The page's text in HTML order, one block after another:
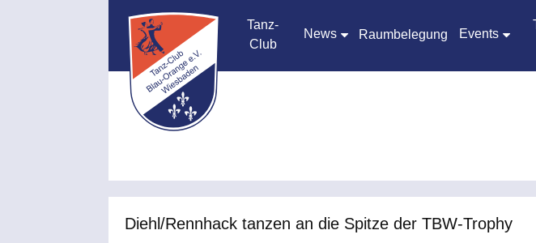
Tanz-
Club
News Raumbelegung Events
Diehl/Rennhack tanzen an die Spitze der TBW-Trophy